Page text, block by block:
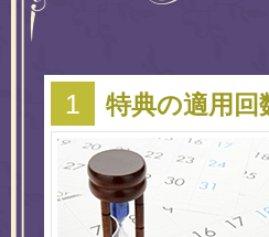
特典の適用回